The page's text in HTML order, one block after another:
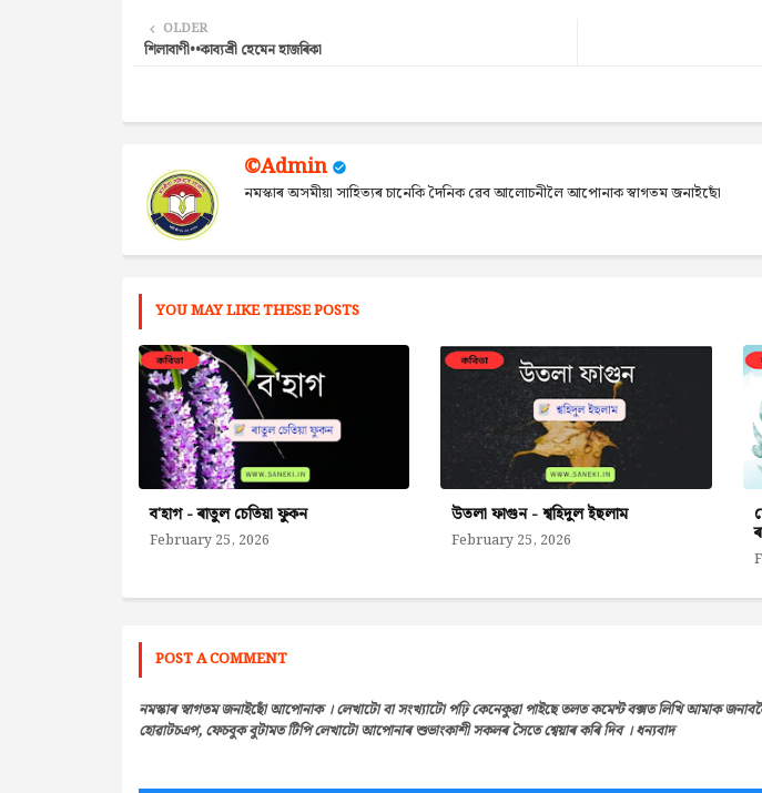
OLDER
শিলাবাণী••কাব্যশ্ৰী হেমেন হাজৰিকা
©Admin
নমস্কাৰ অসমীয়া সাহিত্যৰ চানেকি দৈনিক ৱেব আলোচনীলৈ আপোনাক স্বাগতম জনাইছোঁ
YOU MAY LIKE THESE POSTS
ব'হাগ - ৰাতুল চেতিয়া ফুকন
February 25, 2026
উতলা ফাগুন - শ্বহিদুল ইছলাম
February 25, 2026
POST A COMMENT
নমস্কাৰ স্বাগতম জনাইছোঁ আপোনাক । লেখাটো বা সংখ্যাটো পঢ়ি কেনেকুৱা পাইছে তলত কমেন্ট বক্সত লিখি আমাক
হোৱাটচএপ, ফেচবুক বুটামত টিপি লেখাটো আপোনাৰ শুভাংকাশী সকলৰ সৈতে শ্বেয়াৰ কৰি দিব । ধন্যবাদ